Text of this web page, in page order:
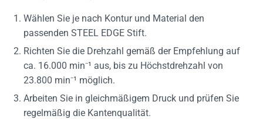
Wählen Sie je nach Kontur und Material den
passenden STEEL EDGE Stift.
Richten Sie die Drehzahl gemäß der Empfehlung auf
ca. 16.000 min⁻¹ aus, bis zu Höchstdrehzahl von
23.800 min⁻¹ möglich.
Arbeiten Sie in gleichmäßigem Druck und prüfen Sie
regelmäßig die Kantenqualität.